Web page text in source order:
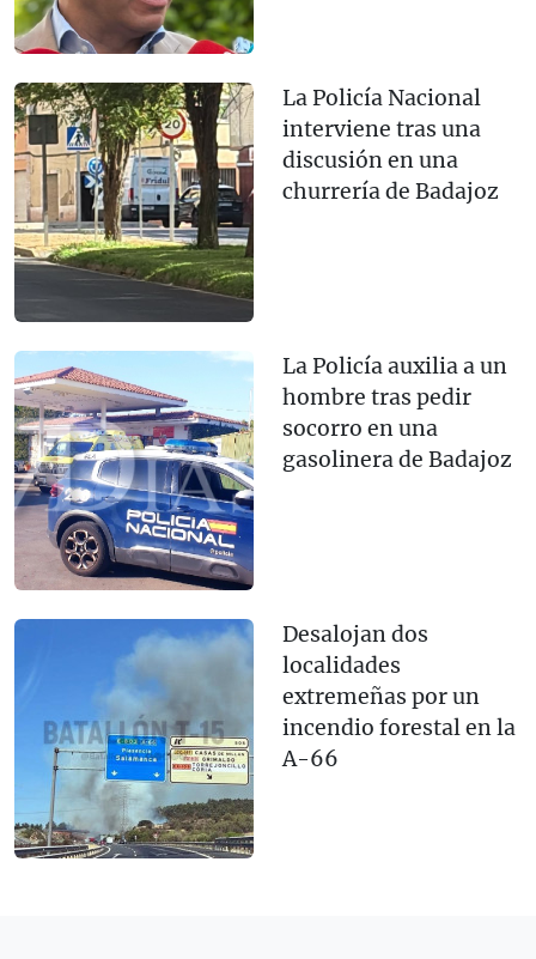
La Policía Nacional
interviene tras una
discusión en una
churrería de Badajoz
La Policía auxilia a un
hombre tras pedir
socorro en una
gasolinera de Badajoz
Desalojan dos
localidades
extremeñas por un
incendio forestal en la
A-66